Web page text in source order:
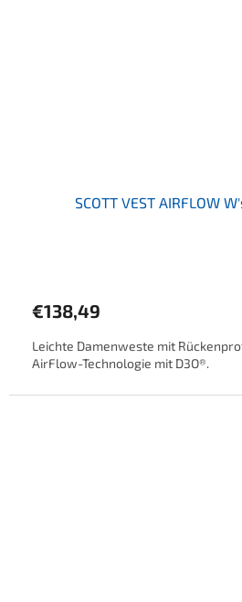
SCOTT VEST AIRFLOW
€138,49
Leichte Damenweste mit
AirFlow-Technologie mit D3O®.